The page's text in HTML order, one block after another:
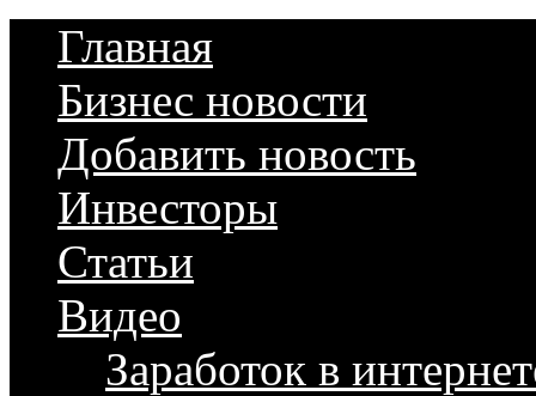
Главная
Бизнес новости
Добавить новость
Инвесторы
Статьи
Видео
Заработок в